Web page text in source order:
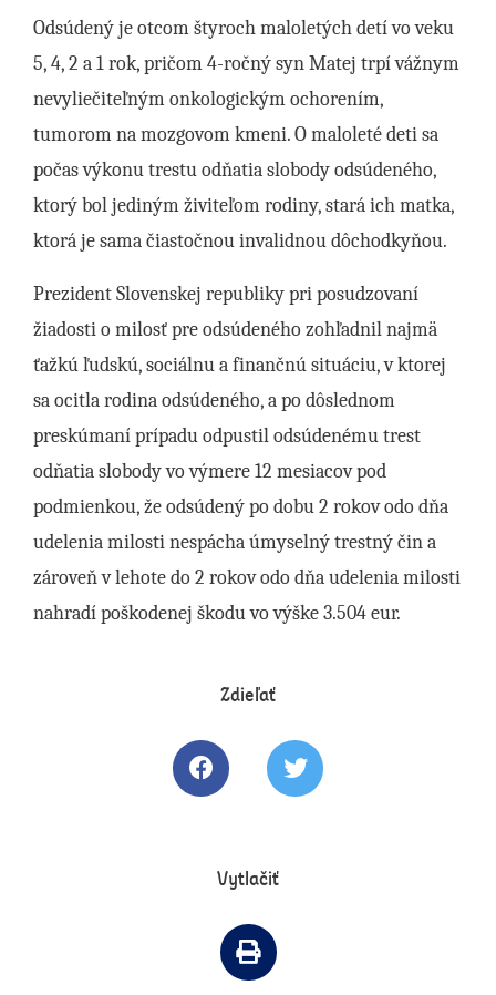
Odsúdený je otcom štyroch maloletých detí vo veku
5, 4, 2 a 1 rok, pričom 4-ročný syn Matej trpí vážnym
nevyliečiteľným onkologickým ochorením,
tumorom na mozgovom kmeni. O maloleté deti sa
počas výkonu trestu odňatia slobody odsúdeného,
ktorý bol jediným živiteľom rodiny, stará ich matka,
ktorá je sama čiastočnou invalidnou dôchodkyňou.
Prezident Slovenskej republiky pri posudzovaní
žiadosti o milosť pre odsúdeného zohľadnil najmä
ťažkú ľudskú, sociálnu a finančnú situáciu, v ktorej
sa ocitla rodina odsúdeného, a po dôslednom
preskúmaní prípadu odpustil odsúdenému trest
odňatia slobody vo výmere 12 mesiacov pod
podmienkou, že odsúdený po dobu 2 rokov odo dňa
udelenia milosti nespácha úmyselný trestný čin a
zároveň v lehote do 2 rokov odo dňa udelenia milosti
nahradí poškodenej škodu vo výške 3.504 eur.
Zdieľať
Zdielať článok na Facebooku
Tweetovať článok
Vytlačiť
Vytlačiť článok